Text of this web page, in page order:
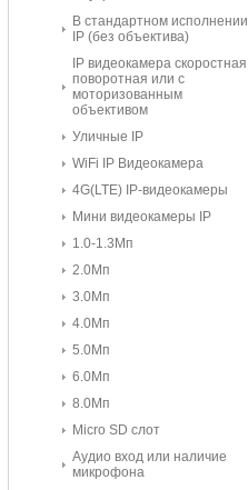
В стандартном исполнении
IP (без объектива)
IP видеокамера скоростная
поворотная или с
моторизованным
объективом
Уличные IP
WiFi IP Видеокамера
4G(LTE) IP-видеокамеры
Мини видеокамеры IP
1.0-1.3Мп
2.0Мп
3.0Мп
4.0Мп
5.0Мп
6.0Мп
8.0Мп
Micro SD слот
Аудио вход или наличие
микрофона